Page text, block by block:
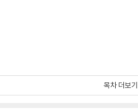
목차 더보기